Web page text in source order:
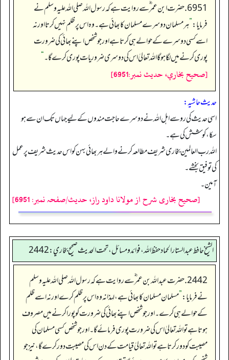
6951. حضرت ابن عمر ؓ سے روایت ہے کہ رسول اللہ صلی اللہ علیہ وسلم نے
فرمایا:”ہر مسلمان دوسرے مسلمان کا بھائی ہے۔ وہ اس پر ظلم نہیں کرتا اور نہ
اسے کسی دوسرے کے حوالے ہی کرتا ہے اور جو شخص اپنے بھائی کی ضرورت
پوری کرنے میں لگا ہوگا اللہ تعالیٰ اس کی دوسری ضروریات پوری کرے گا۔“
[صحيح بخاري، حديث نمبر:6951]
حدیث حاشیہ:
اسی حدیث کی رو سے اہل اللہ نے دوسرے حاجت مندوں کے لیے جہاں تک ان سے ہو
سکا، کوشش کی ہے۔
اللہ رب العالمین بخاری شریف مطالعہ کرنے والے ہر بھائی بہن کو اس حدیث شریف پر عمل
کی توفیق بخشے۔
آمین۔
[صحیح بخاری شرح از مولانا داود راز، حدیث/صفحہ نمبر: 6951]
الشيخ حافط عبدالستار الحماد حفظ الله، فوائد و مسائل، تحت الحديث صحيح بخاري:2442
2442. حضرت عبداللہ بن عمر ؓ سے روایت ہے کہ ر سول اللہ صلی اللہ علیہ وسلم
نے فرمایا:”مسلمان مسلمان کا بھائی ہے، لہذا نہ وہ اس پر ظلم کرے اور نہ اسے ظلم
کے حوالے ہی کرے۔ اور جو شخص اپنے بھائی کی ضرورت کو پورا کرنے میں مصروف
ہوتا ہے تو اللہ تعالیٰ اس کی ضرورت پوری فرمائے گا۔ اور جو شخص کسی مسلمان کی
مصیبت کو دور کرتا ہے تو اللہ تعالیٰ قیامت کے دن اس کی مصیبت دور کرے گا، نیز جو